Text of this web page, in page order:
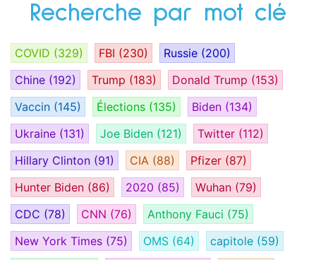
Recherche par mot clé
COVID (329) FBI (230) Russie (200)
Chine (192) Trump (183) Donald Trump (153)
Vaccin (145) Élections (135) Biden (134)
Ukraine (131) Joe Biden (121) Twitter (112)
Hillary Clinton (91) CIA (88) Pfizer (87)
Hunter Biden (86) 2020 (85) Wuhan (79)
CDC (78) CNN (76) Anthony Fauci (75)
New York Times (75) OMS (64) capitole (59)